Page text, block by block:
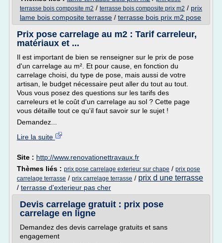
terrasse bois composite m2 / terrasse bois composite prix m2 / prix
lame bois composite terrasse / terrasse bois prix m2 pose
Prix pose carrelage au m2 : Tarif carreleur,
matériaux et ...
Il est important de bien se renseigner sur le prix de pose
d'un carrelage au m². Et pour cause, en fonction du
carrelage choisi, du type de pose, mais aussi de votre
artisan, le budget nécessaire peut aller du tout au tout.
Vous vous posez des questions sur les tarifs des
carreleurs et le coût d'un carrelage au sol ? Cette page
vous détaille tout ce qu'il faut savoir sur le sujet !
Demandez...
Lire la suite
Site : http://www.renovationettravaux.fr
Thèmes liés : prix pose carrelage exterieur sur chape / prix pose
carrelage terrasse / prix carrelage terrasse / prix d une terrasse
/ terrasse d'exterieur pas cher
Devis carrelage gratuit : prix pose
carrelage en ligne
Demandez des devis carrelage gratuits et sans
engagement